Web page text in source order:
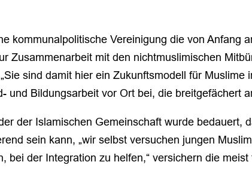
kommunalpolitische Vereinigung die von Anfang
Zusammenarbeit mit den nichtmuslimischen
sind damit hier ein Zukunftsmodell für Muslime
und Bildungsarbeit vor Ort bei, die breitgefächert
der Islamischen Gemeinschaft wurde bedauert,
sein kann, „wir selbst versuchen jungen
bei der Integration zu helfen,“ versichern die